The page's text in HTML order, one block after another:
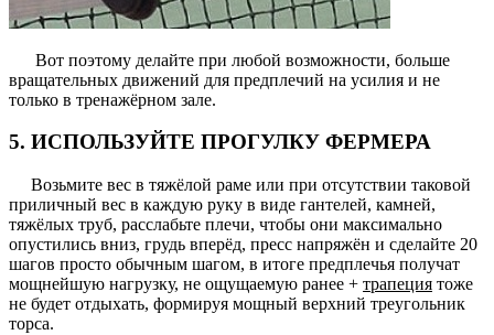
Вот поэтому делайте при любой возможности, больше
вращательных движений для предплечий на усилия и не
только в тренажёрном зале.
5. ИСПОЛЬЗУЙТЕ ПРОГУЛКУ ФЕРМЕРА
Возьмите вес в тяжёлой раме или при отсутствии таковой
приличный вес в каждую руку в виде гантелей, камней,
тяжёлых труб, расслабьте плечи, чтобы они максимально
опустились вниз, грудь вперёд, пресс напряжён и сделайте 20
шагов просто обычным шагом, в итоге предплечья получат
мощнейшую нагрузку, не ощущаемую ранее + трапеция тоже
не будет отдыхать, формируя мощный верхний треугольник
торса.